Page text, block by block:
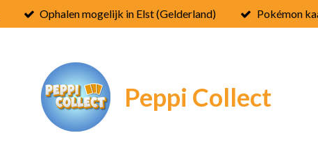
Ophalen mogelijk in Elst (Gelderland) Pokémon
Peppi Collect